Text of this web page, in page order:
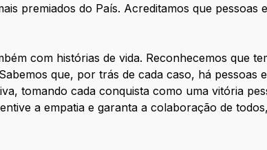
premiados do País. Acreditamos que pessoas
com histórias de vida. Reconhecemos que
que, por trás de cada caso, há pessoas
tomando cada conquista como uma vitória
a empatia e garanta a colaboração de